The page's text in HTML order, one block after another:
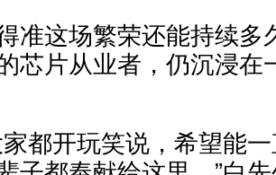
这场繁荣还能持续多
芯片从业者，仍沉浸在
开玩笑说，希望能一